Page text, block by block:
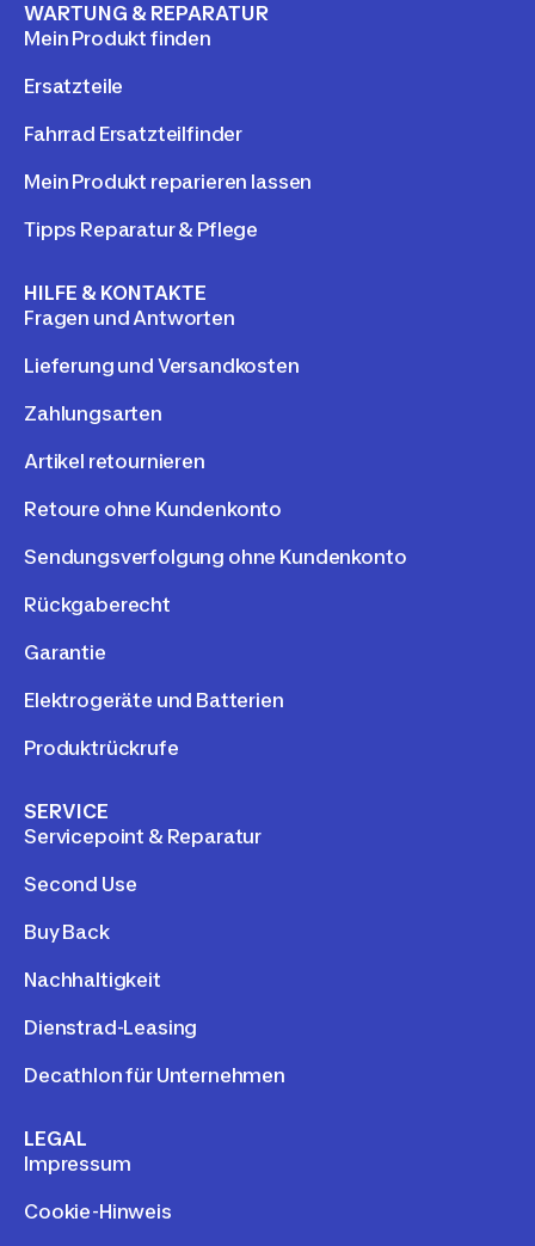
WARTUNG & REPARATUR
Mein Produkt finden
Ersatzteile
Fahrrad Ersatzteilfinder
Mein Produkt reparieren lassen
Tipps Reparatur & Pflege
HILFE & KONTAKTE
Fragen und Antworten
Lieferung und Versandkosten
Zahlungsarten
Artikel retournieren
Retoure ohne Kundenkonto
Sendungsverfolgung ohne Kundenkonto
Rückgaberecht
Garantie
Elektrogeräte und Batterien
Produktrückrufe
SERVICE
Servicepoint & Reparatur
Second Use
Buy Back
Nachhaltigkeit
Dienstrad-Leasing
Decathlon für Unternehmen
LEGAL
Impressum
Cookie-Hinweis